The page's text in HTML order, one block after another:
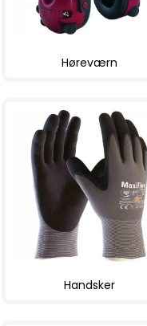
Høreværn
Handsker